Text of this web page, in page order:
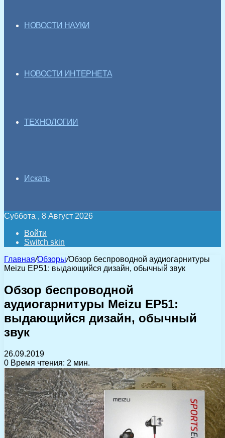
НОВОСТИ НАУКИ
НОВОСТИ ИНТЕРНЕТА
ТЕХНОЛОГИИ
Искать
Суббота , 8 Август 2026
Войти
Switch skin
Главная/Обзоры/Обзор беспроводной аудиогарнитуры
Meizu EP51: выдающийся дизайн, обычный звук
Обзор беспроводной
аудиогарнитуры Meizu EP51:
выдающийся дизайн, обычный
звук
26.09.2019
0 Время чтения: 2 мин.